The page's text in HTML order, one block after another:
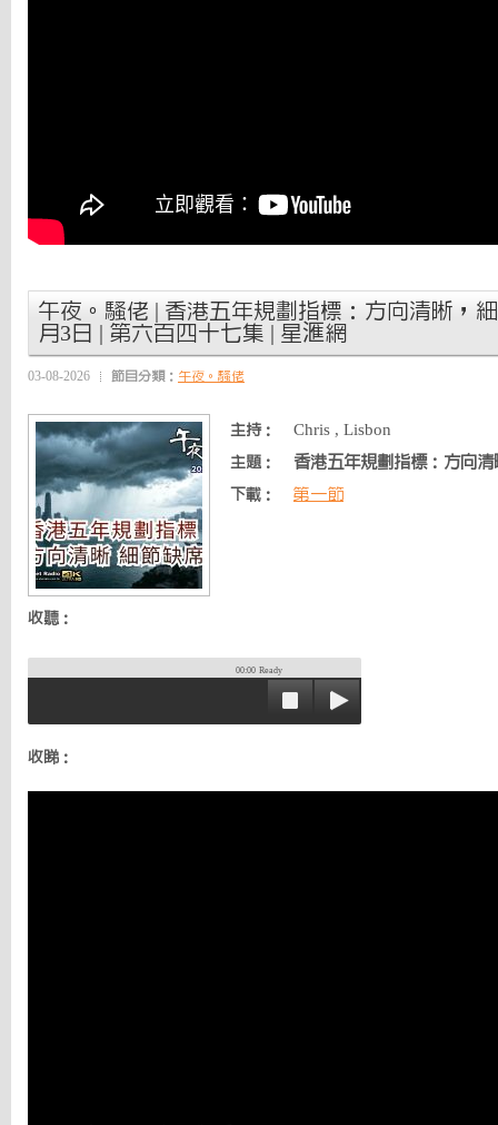
午夜。騷佬 | 香港五年規劃指標：方向清晰，
月3日 | 第六百四十七集 | 星滙網
03-08-2026 節目分類： 午夜。騷佬
主持： Chris , Lisbon
主題： 香港五年規劃指標：方向
下載： 第一節
收聽：
00:00 Ready
收睇：